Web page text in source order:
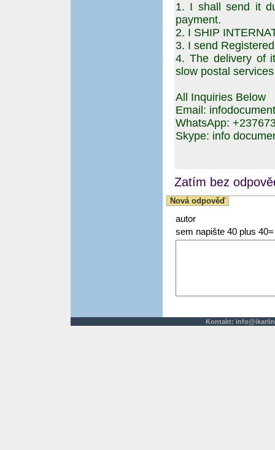
1. I shall send it
payment.
2. I SHIP
3. I send
4. The delivery of
slow postal
All Inquiries Below
Email:
WhatsApp:
Skype: info
Zatím bez
Nová odpověď
autor
sem napište 40 plus 40=
Kontakt: